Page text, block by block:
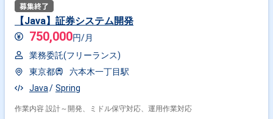
【Java】証券システム開発
750,000円/月
業務委託(フリーランス)
東京都
六本木一丁目駅
Java
Spring
作業内容 設計～開発、ミドル保守対応、運用作業対応